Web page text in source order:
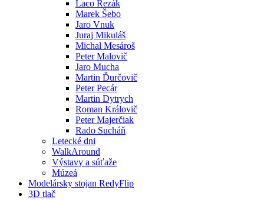
Laco Rezák
Marek Šebo
Jaro Vnuk
Juraj Mikuláš
Michal Mesároš
Peter Malovič
Jaro Mucha
Martin Ďurčovič
Peter Pecár
Martin Dytrych
Roman Královič
Peter Majerčiak
Rado Sucháň
Letecké dni
WalkAround
Výstavy a súťaže
Múzeá
Modelársky stojan RedyFlip
3D tlač